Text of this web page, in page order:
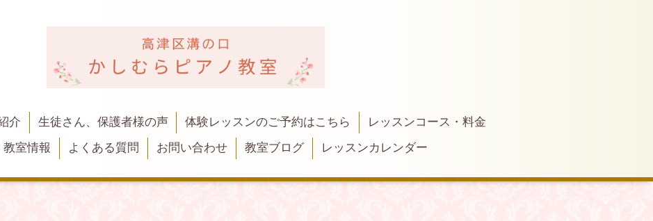
介 生徒さん、保護者様の声 体験レッスンのご予約はこちら
レッスンコース・料金
室情報
よくある質問 お問い合わせ 教室ブログ レッスンカレンダー